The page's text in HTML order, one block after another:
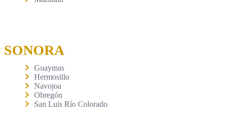
SONORA
Guaymas
Hermosillo
Navojoa
Obregón
San Luis Río Colorado